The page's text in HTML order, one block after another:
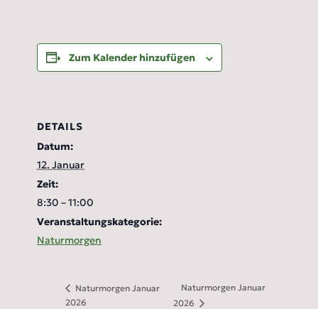
Zum Kalender hinzufügen
DETAILS
Datum:
12. Januar
Zeit:
8:30 – 11:00
Veranstaltungskategorie:
Naturmorgen
Naturmorgen Januar
2026
Naturmorgen Januar
2026